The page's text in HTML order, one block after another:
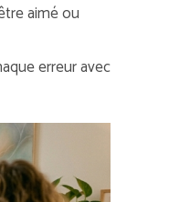
aimé ou
erreur avec